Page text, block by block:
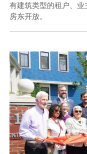
有建筑类型的租户、业
房东开放。